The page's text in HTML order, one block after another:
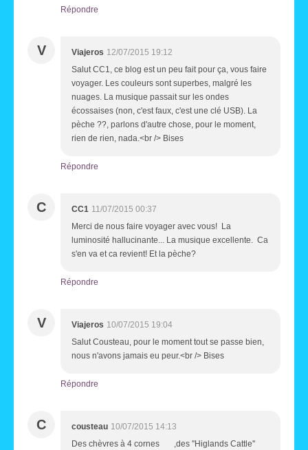
Répondre
V Viajeros 12/07/2015 19:12
Salut CC1, ce blog est un peu fait pour ça, vous faire
voyager. Les couleurs sont superbes, malgré les
nuages. La musique passait sur les ondes
écossaises (non, c'est faux, c'est une clé USB). La
pèche ??, parlons d'autre chose, pour le moment,
rien de rien, nada.<br /> Bises
Répondre
C CC1 11/07/2015 00:37
Merci de nous faire voyager avec vous! La
luminosité hallucinante... La musique excellente. Ca
s'en va et ca revient! Et la pèche?
Répondre
V Viajeros 10/07/2015 19:04
Salut Cousteau, pour le moment tout se passe bien,
nous n'avons jamais eu peur.<br /> Bises
Répondre
C cousteau 10/07/2015 14:13
Des chèvres à 4 cornes ,des ''Higlands Cattle''